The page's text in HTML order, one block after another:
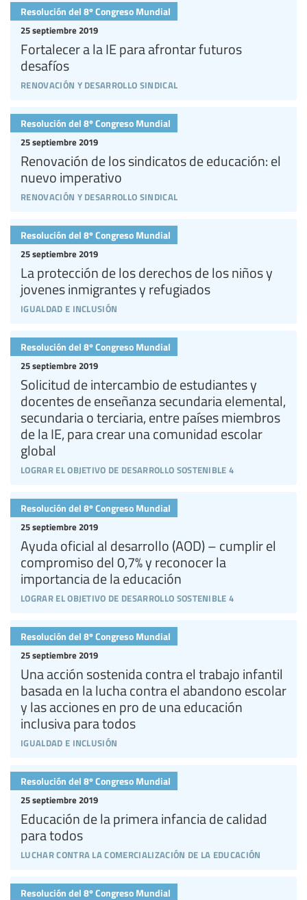
renovación y desarrollo sindical
25 septiembre 2019
Fortalecer a la IE para afrontar futuros
desafíos
Resolución del 8º Congreso Mundial
renovación y desarrollo sindical
25 septiembre 2019
Renovación de los sindicatos de educación: el
nuevo imperativo
Resolución del 8º Congreso Mundial
igualdad e inclusión
25 septiembre 2019
La protección de los derechos de los niños y
jovenes inmigrantes y refugiados
Resolución del 8º Congreso Mundial
lograr el objetivo de desarrollo sostenible 4
25 septiembre 2019
Solicitud de intercambio de estudiantes y
docentes de enseñanza secundaria elemental,
secundaria o terciaria, entre países miembros
de la IE, para crear una comunidad escolar
global
Resolución del 8º Congreso Mundial
lograr el objetivo de desarrollo sostenible 4
25 septiembre 2019
Ayuda oficial al desarrollo (AOD) – cumplir el
compromiso del 0,7% y reconocer la
importancia de la educación
Resolución del 8º Congreso Mundial
igualdad e inclusión
25 septiembre 2019
Una acción sostenida contra el trabajo infantil
basada en la lucha contra el abandono escolar
y las acciones en pro de una educación
inclusiva para todos
Resolución del 8º Congreso Mundial
luchar contra la comercialización de la educación
25 septiembre 2019
Educación de la primera infancia de calidad
para todos
Resolución del 8º Congreso Mundial
Resolución del 8º Congreso Mundial